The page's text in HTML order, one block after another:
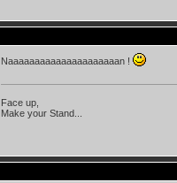
Naaaaaaaaaaaaaaaaaaaaan !
Face up,
Make your Stand...